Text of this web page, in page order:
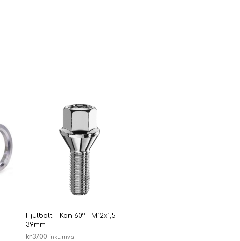
Hjulbolt – Kon 60° – M12x1,5 –
39mm
kr37.00 inkl. mva